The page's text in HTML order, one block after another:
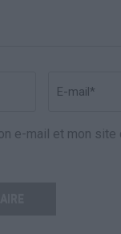
e-mail et mon